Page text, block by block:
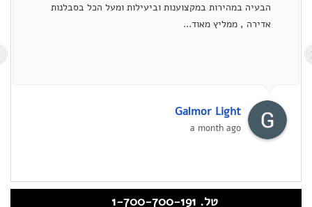
הבעיה במהירות במקצוענות וביעילות ומעל הכל בסבלנות
אדירה , ממליץ מאוד...
Galmor Light
a month ago
טל. 1-700-700-191